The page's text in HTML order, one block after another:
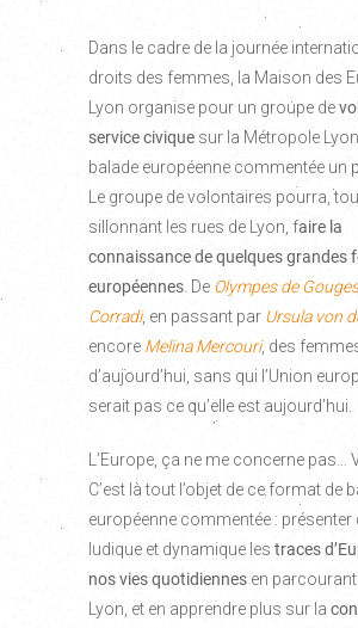
Dans le cadre de la journée
droits des femmes, la Maison des
Lyon organise pour un groupe de
service civique sur la Métropole
balade européenne commentée un
Le groupe de volontaires pourra,
sillonnant les rues de Lyon, faire la
connaissance de quelques grandes
européennes . De Olympes de Gouges
Corradi, en passant par Ursula von
encore Melina Mercouri, des
d’aujourd’hui, sans qui l’Union
serait pas ce qu’elle est aujourd’hui.
L’Europe, ça ne me concerne pas…
C’est là tout l’objet de ce format de
européenne commentée : présenter
ludique et dynamique les traces
nos vies quotidiennes en
Lyon, et en apprendre plus sur la